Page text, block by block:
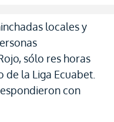
locales y
sólo res horas
la Liga Ecuabet.
con